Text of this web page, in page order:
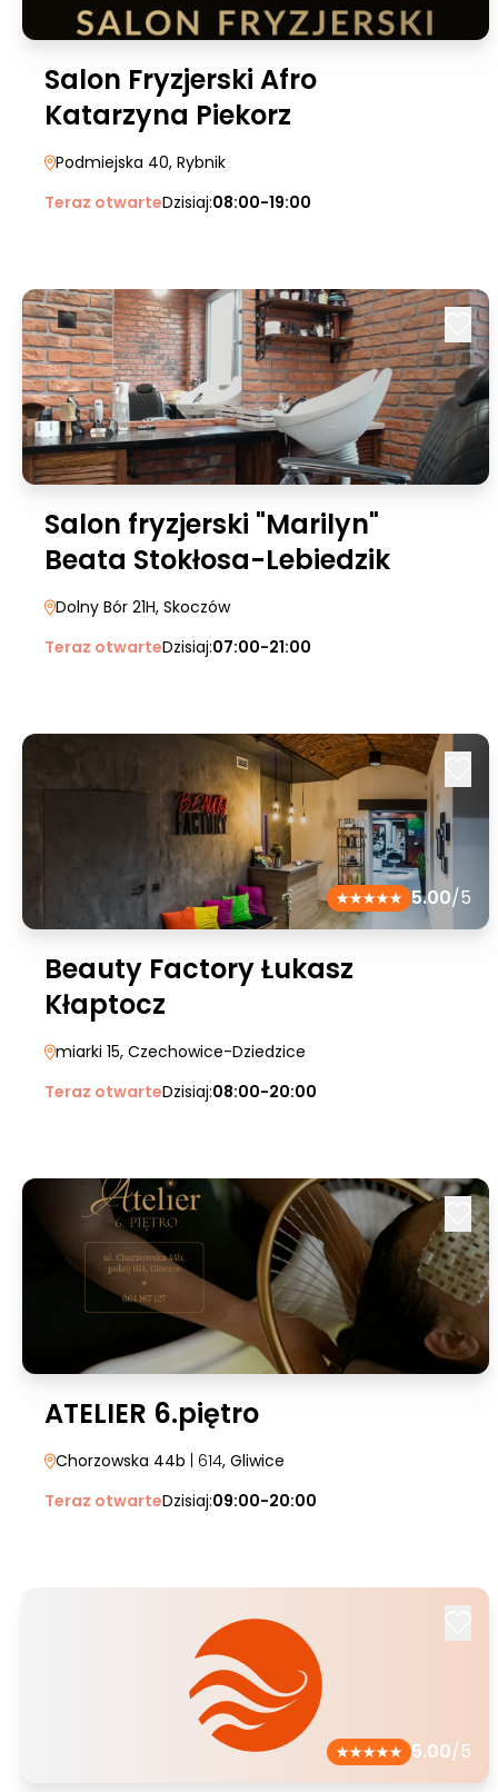
Salon Fryzjerski Afro
Katarzyna Piekorz
Podmiejska 40, Rybnik
Teraz otwarteDzisiaj:08:00-19:00
Salon fryzjerski "Marilyn"
Beata Stokłosa-Lebiedzik
Dolny Bór 21H, Skoczów
Teraz otwarteDzisiaj:07:00-21:00
5.00/5
Beauty Factory Łukasz
Kłaptocz
miarki 15, Czechowice-Dziedzice
Teraz otwarteDzisiaj:08:00-20:00
ATELIER 6.piętro
Chorzowska 44b | 614, Gliwice
Teraz otwarteDzisiaj:09:00-20:00
5.00/5